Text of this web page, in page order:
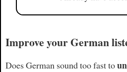
Improve your German
Does German sound too fast to